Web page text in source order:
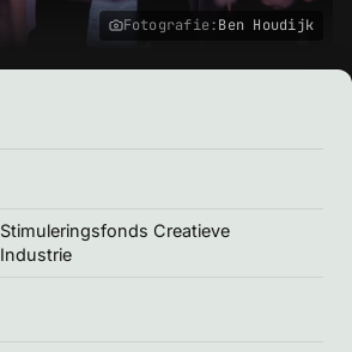
Fotografie:Ben Houdijk
Stimuleringsfonds Creatieve
Industrie